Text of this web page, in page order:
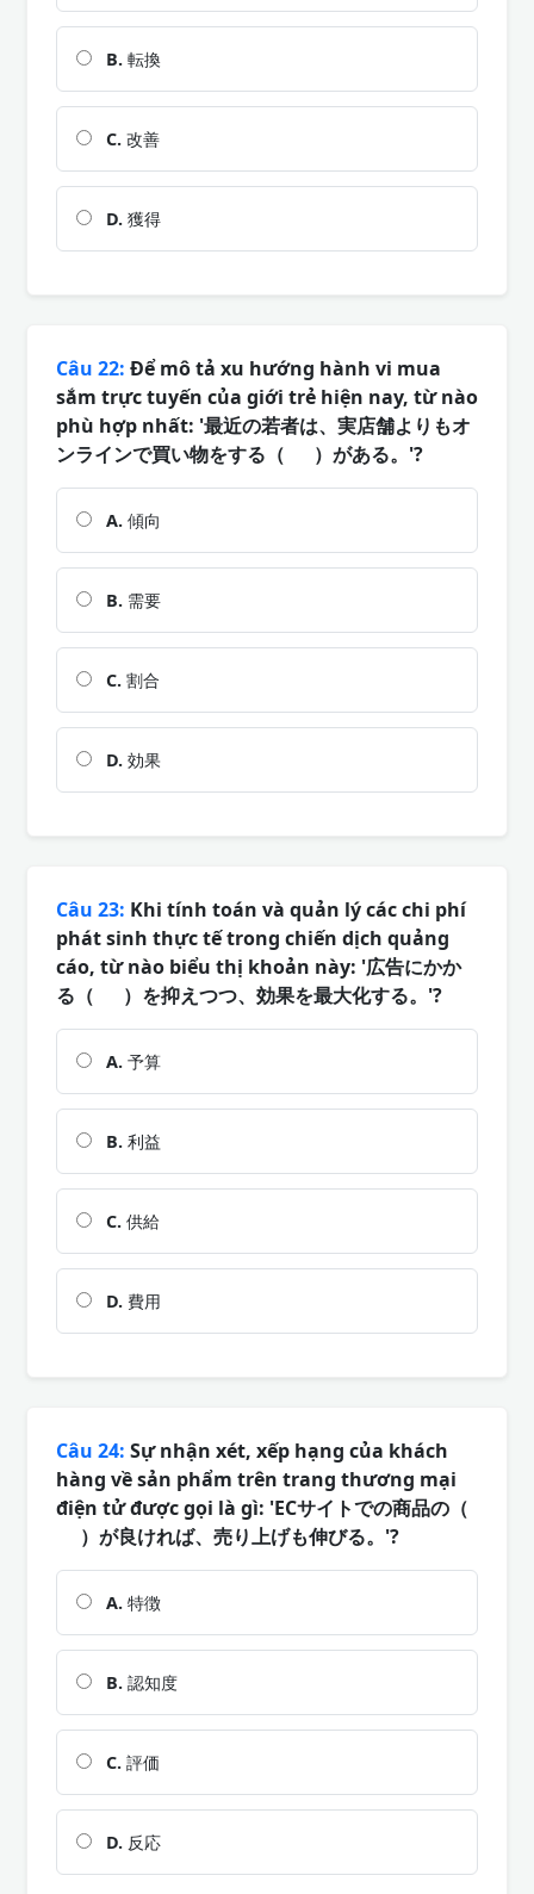
B. 転換
C. 改善
D. 獲得
Câu 22: Để mô tả xu hướng hành vi mua
sắm trực tuyến của giới trẻ hiện nay, từ nào
phù hợp nhất: '最近の若者は、実店舗よりもオ
ンラインで買い物をする（ ）がある。'?
A. 傾向
B. 需要
C. 割合
D. 効果
Câu 23: Khi tính toán và quản lý các chi phí
phát sinh thực tế trong chiến dịch quảng
cáo, từ nào biểu thị khoản này: '広告にかか
る（ ）を抑えつつ、効果を最大化する。'?
A. 予算
B. 利益
C. 供給
D. 費用
Câu 24: Sự nhận xét, xếp hạng của khách
hàng về sản phẩm trên trang thương mại
điện tử được gọi là gì: 'ECサイトでの商品の（
）が良ければ、売り上げも伸びる。'?
A. 特徴
B. 認知度
C. 評価
D. 反応